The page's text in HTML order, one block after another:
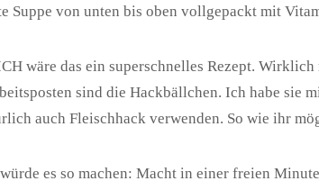
Suppe von unten bis oben vollgepackt mit
wäre das ein superschnelles Rezept.
sind die Hackbällchen. Ich habe sie
auch Fleischhack verwenden. So wie ihr
es so machen: Macht in einer freien